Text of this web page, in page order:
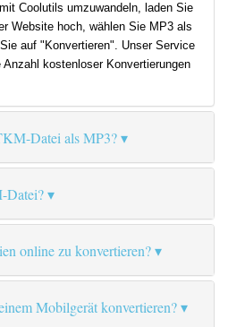
Coolutils umzuwandeln, laden Sie
Website hoch, wählen Sie MP3 als
auf "Konvertieren". Unser Service
kostenloser Konvertierungen
Datei als MP3?
Datei?
online zu konvertieren?
Mobilgerät konvertieren?